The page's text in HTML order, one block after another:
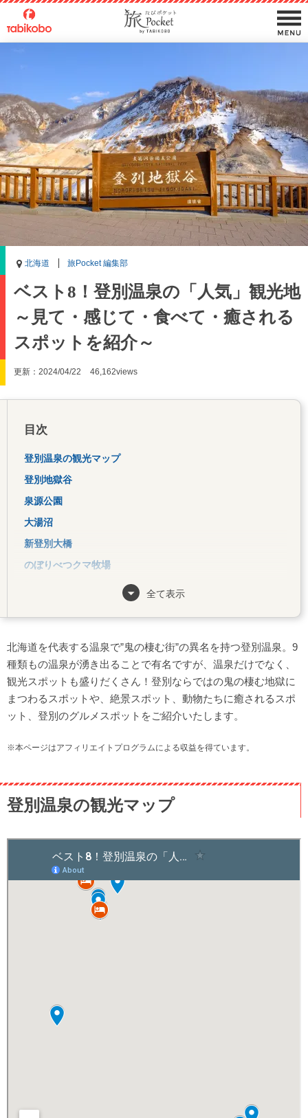
北海道 旅Pocket 編集部
ベスト8！登別温泉の「人気」観光地
～見て・感じて・食べて・癒される
スポットを紹介～
更新：2024/04/22 46,162views
目次
登別温泉の観光マップ
登別地獄谷
泉源公園
大湯沼
新登別大橋
のぼりべつクマ牧場
登別マリンパークニクス
おすすめホテルもご紹介！
望楼NOGUCHI登別
第一滝本館
全て表示
北海道を代表する温泉で”鬼の棲む街”の異名を持つ登別温泉。9
種類もの温泉が湧き出ることで有名ですが、温泉だけでなく、
観光スポットも盛りだくさん！登別ならではの鬼の棲む地獄に
まつわるスポットや、絶景スポット、動物たちに癒されるスポ
ット、登別のグルメスポットをご紹介いたします。
※本ページはアフィリエイトプログラムによる収益を得ています。
登別温泉の観光マップ